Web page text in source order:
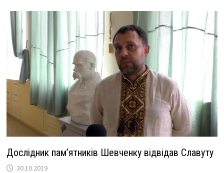
Дослідник пам’ятників Шевченку відвідав Славуту
30.10.2019